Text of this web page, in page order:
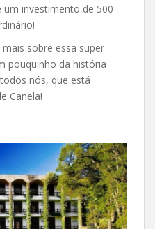
um investimento de 500
sobre essa super
pouquinho da história
nós, que está
Canela!